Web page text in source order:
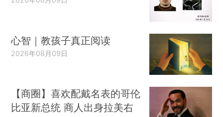
中共中央政治局委员、中央组织部部长赵乐际
传达了习近平在中共中央政治局常委会会议上的重
要讲话精神。
中共中央政治局委员、国务院副总理马凯对军
转安置工作进行动员部署。他指出，各地区各部门
要正确把握深化国防和军队改革期间军转安置工作
面临的新形势、新任务，认真贯彻落实《关于做好
心智｜教孩子真正阅读
2026年08月09日
【商圈】喜欢配戴名表的哥伦
比亚新总统 商人出身拉美右